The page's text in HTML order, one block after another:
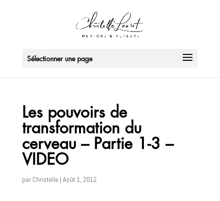
Sélectionner une page
Les pouvoirs de
transformation du
cerveau – Partie 1-3 –
VIDEO
par Christelle | Août 1, 2012